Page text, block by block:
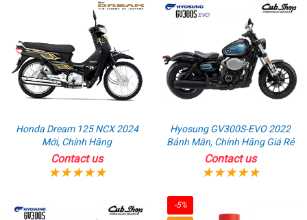
Honda Dream 125 NCX 2024
Mới, Chính Hãng
Contact us
Hyosung GV300S-EVO 2022
Bánh Mân, Chính Hãng Giá Rẻ
Contact us
-5%